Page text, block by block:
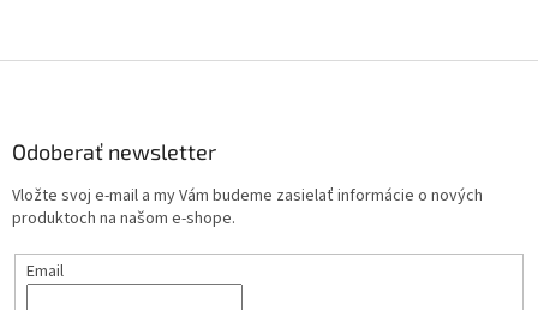
Odoberať newsletter
Vložte svoj e-mail a my Vám budeme zasielať informácie o nových
produktoch na našom e-shope.
Email